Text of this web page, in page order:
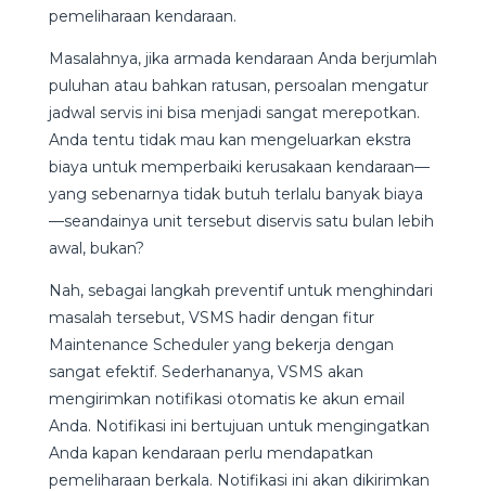
pemeliharaan kendaraan.
Masalahnya, jika armada kendaraan Anda berjumlah
puluhan atau bahkan ratusan, persoalan mengatur
jadwal servis ini bisa menjadi sangat merepotkan.
Anda tentu tidak mau kan mengeluarkan ekstra
biaya untuk memperbaiki kerusakaan kendaraan—
yang sebenarnya tidak butuh terlalu banyak biaya
—seandainya unit tersebut diservis satu bulan lebih
awal, bukan?
Nah, sebagai langkah preventif untuk menghindari
masalah tersebut, VSMS hadir dengan fitur
Maintenance Scheduler yang bekerja dengan
sangat efektif. Sederhananya, VSMS akan
mengirimkan notifikasi otomatis ke akun email
Anda. Notifikasi ini bertujuan untuk mengingatkan
Anda kapan kendaraan perlu mendapatkan
pemeliharaan berkala. Notifikasi ini akan dikirimkan